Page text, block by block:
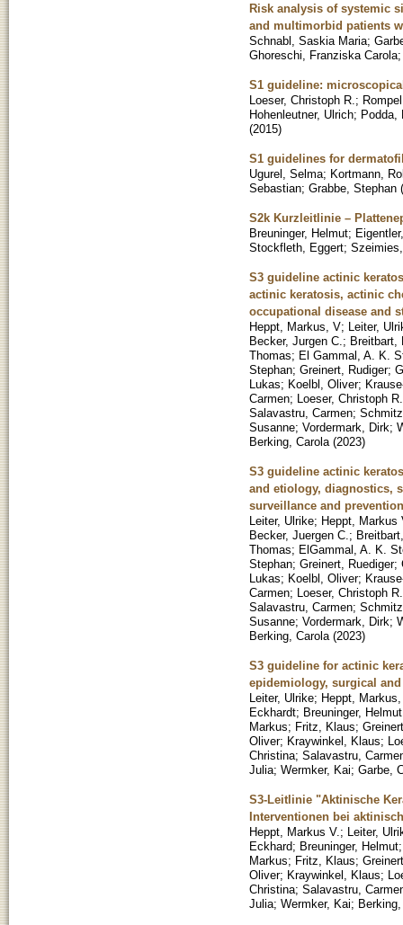
Risk analysis of systemic
and multimorbid patients
Schnabl, Saskia Maria;
Ghoreschi, Franziska Carola
S1 guideline:
Loeser, Christoph R. ;
Hohenleutner, Ulrich; Podda,
(2015)
S1 guidelines for
Ugurel, Selma; Kortmann,
Sebastian; Grabbe, Stephan (
S2k Kurzleitlinie –
Breuninger, Helmut;
Stockfleth, Eggert;
S3 guideline actinic
actinic keratosis, actinic
occupational disease and
Heppt, Markus, V; Leiter,
Becker, Jurgen C. ; Breitbart,
Thomas; El Gammal, A. K.
Stephan; Greinert, Rudiger;
Lukas; Koelbl, Oliver;
Carmen; Loeser, Christoph R.
Salavastru, Carmen;
Susanne; Vordermark, Dirk;
Berking, Carola (2023)
S3 guideline actinic
and etiology, diagnostics,
surveillance and prevention
Leiter, Ulrike; Heppt, Markus
Becker, Juergen C. ;
Thomas; ElGammal, A. K.
Stephan; Greinert, Ruediger;
Lukas; Koelbl, Oliver;
Carmen; Loeser, Christoph R.
Salavastru, Carmen;
Susanne; Vordermark, Dirk;
Berking, Carola (2023)
S3 guideline for actinic
epidemiology, surgical
Leiter, Ulrike; Heppt,
Eckhardt; Breuninger, Helmut
Markus; Fritz, Klaus;
Oliver; Kraywinkel, Klaus;
Christina; Salavastru,
Julia; Wermker, Kai; Garbe,
S3-Leitlinie "Aktinische
Interventionen bei
Heppt, Markus V. ; Leiter,
Eckhard; Breuninger, Helmut
Markus; Fritz, Klaus;
Oliver; Kraywinkel, Klaus;
Christina; Salavastru,
Julia; Wermker, Kai;